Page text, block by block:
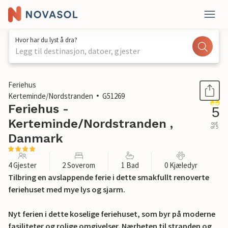
Hvor har du lyst å dra?
Legg til destinasjon, datoer, gjester
1 / 18
Feriehus
Kerteminde/Nordstranden
G51269
Feriehus -
Kerteminde/Nordstranden ,
Danmark
5
out
of 5
4 Gjester 2 Soverom 1 Bad 0 Kjæledyr
Tilbring en avslappende ferie i dette smakfullt renoverte
feriehuset med mye lys og sjarm.
Nyt ferien i dette koselige feriehuset, som byr på moderne